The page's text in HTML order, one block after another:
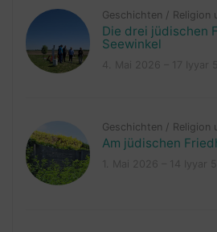
Geschichten / Religion
Die drei jüdischen
Seewinkel
Geschichten / Religion
Am jüdischen